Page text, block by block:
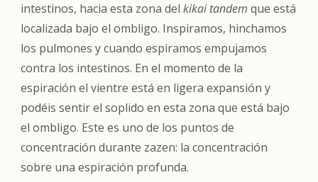
intestinos, hacia esta zona del kikai tandem que está
localizada bajo el ombligo. Inspiramos, hinchamos
los pulmones y cuando espiramos empujamos
contra los intestinos. En el momento de la
espiración el vientre está en ligera expansión y
podéis sentir el soplido en esta zona que está bajo
el ombligo. Este es uno de los puntos de
concentración durante zazen: la concentración
sobre una espiración profunda.